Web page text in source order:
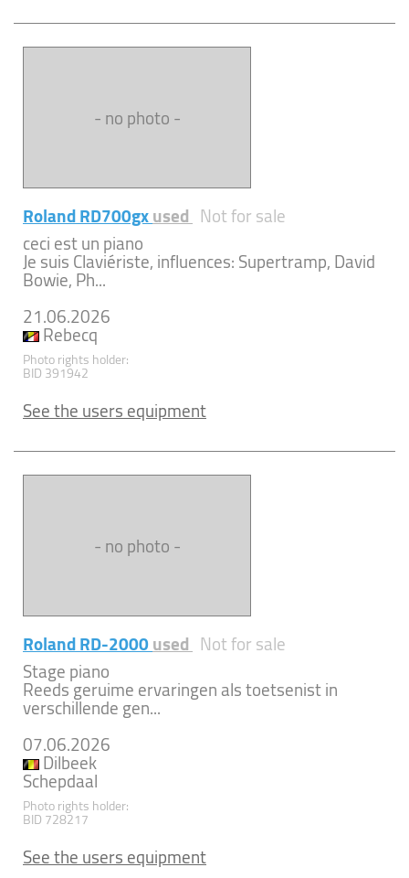
- no photo -
Roland RD700gxused Not for sale
ceci est un piano
Je suis Claviériste, influences: Supertramp, David
Bowie, Ph...
21.06.2026
Rebecq
Photo rights holder:
BID 391942
See the users equipment
- no photo -
Roland RD-2000used Not for sale
Stage piano
Reeds geruime ervaringen als toetsenist in
verschillende gen...
07.06.2026
Dilbeek
Schepdaal
Photo rights holder:
BID 728217
See the users equipment